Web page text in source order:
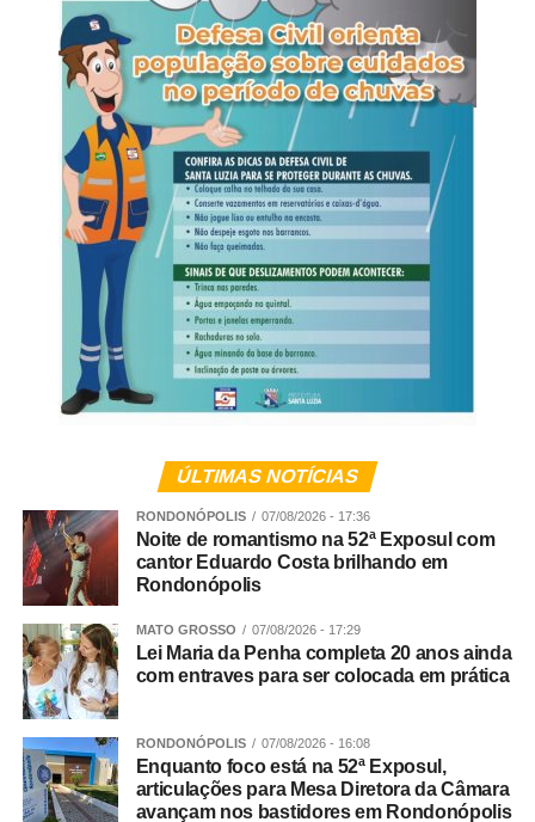
Na ocasião, a equipe da Polícia Rodoviária Federal
apreendeu os aparelhos celulares que estavam com os
suspeitos, e o material foi encaminhado à Derf de
Rondonópolis para as providências cabíveis.
A partir da análise do conteúdo extraído dos celulares, os
policiais identificaram a existência de uma célula de
facção com atuação em diversos municípios de Mato
Veja Mais: Polícia Civil cumpre 75 ordens
judiciais contra facção criminosa que
Conforme apurado, trata-se de um grupo criminoso que
atuava nos crimes de tráfico de drogas, extorsão,
exploração de jogos de azar, fraude processual e
falsidade ideológica.
Continuidade
As diligências prosseguem para a conclusão das
investigações e finalização do inquérito policial, com o
ÚLTIMAS NOTÍCIAS
RONDONÓPOLIS 07/08/2026 - 17:36
Noite de romantismo na 52ª Exposul com
cantor Eduardo Costa brilhando em
Rondonópolis
MATO GROSSO 07/08/2026 - 17:29
Lei Maria da Penha completa 20 anos ainda
com entraves para ser colocada em prática
RONDONÓPOLIS 07/08/2026 - 16:08
Enquanto foco está na 52ª Exposul,
articulações para Mesa Diretora da Câmara
avançam nos bastidores em Rondonópolis